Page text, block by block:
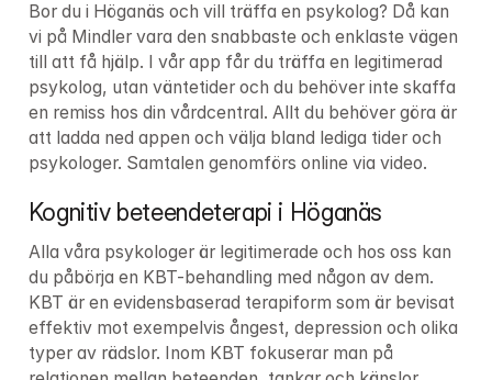
Bor du i Höganäs och vill träffa en psykolog? Då kan
vi på Mindler vara den snabbaste och enklaste vägen
till att få hjälp. I vår app får du träffa en legitimerad
psykolog, utan väntetider och du behöver inte skaffa
en remiss hos din vårdcentral. Allt du behöver göra är
att ladda ned appen och välja bland lediga tider och
psykologer. Samtalen genomförs online via video.
Kognitiv beteendeterapi i Höganäs
Alla våra psykologer är legitimerade och hos oss kan
du påbörja en KBT-behandling med någon av dem.
KBT är en evidensbaserad terapiform som är bevisat
effektiv mot exempelvis ångest, depression och olika
typer av rädslor. Inom KBT fokuserar man på